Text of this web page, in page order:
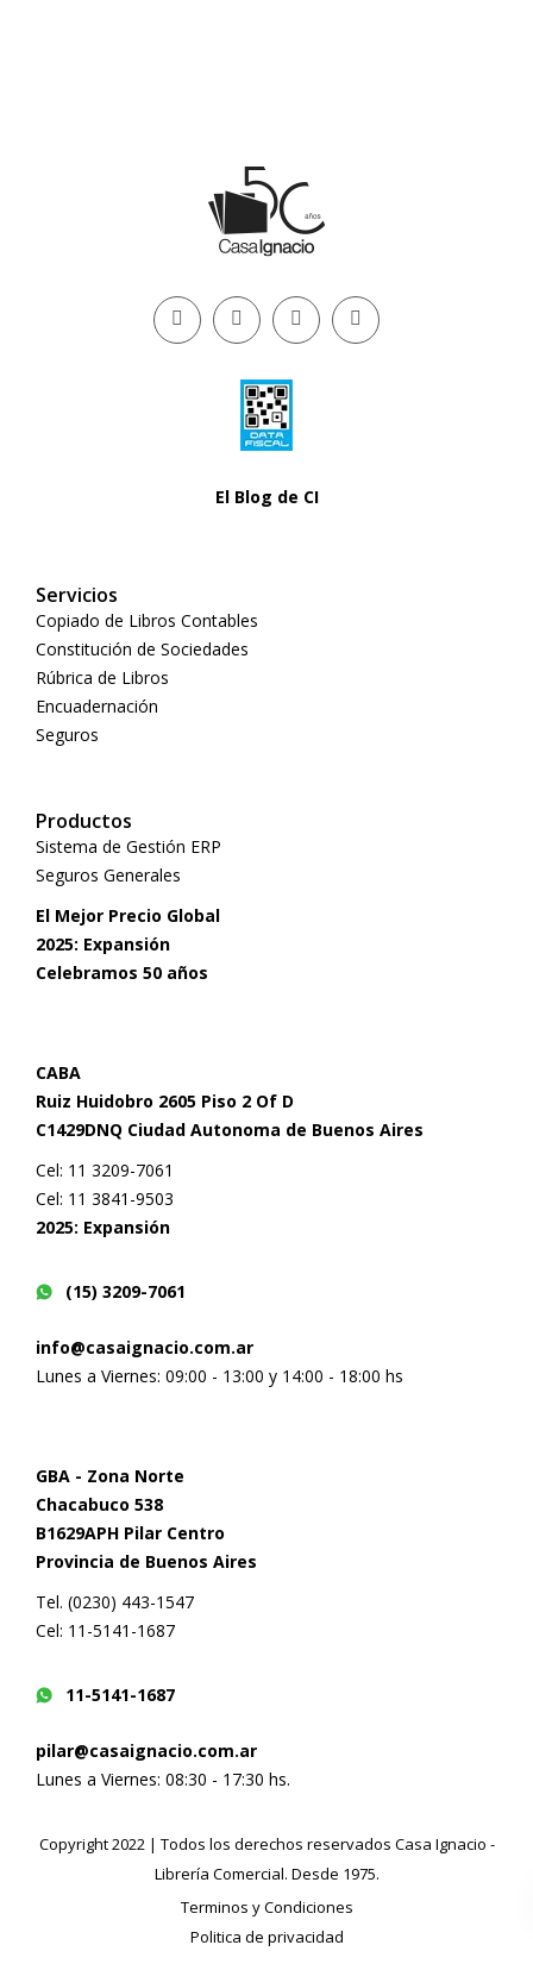
El Blog de CI
Servicios
Copiado de Libros Contables
Constitución de Sociedades
Rúbrica de Libros
Encuadernación
Seguros
Productos
Sistema de Gestión ERP
Seguros Generales
El Mejor Precio Global
2025: Expansión
Celebramos 50 años
CABA
Ruiz Huidobro 2605 Piso 2 Of D
C1429DNQ Ciudad Autonoma de Buenos Aires
Cel: 11 3209-7061
Cel: 11 3841-9503
2025: Expansión
(15) 3209-7061
info@casaignacio.com.ar
Lunes a Viernes: 09:00 - 13:00 y 14:00 - 18:00 hs
GBA - Zona Norte
Chacabuco 538
B1629APH Pilar Centro
Provincia de Buenos Aires
Tel. (0230) 443-1547
Cel: 11-5141-1687
11-5141-1687
pilar@casaignacio.com.ar
Lunes a Viernes: 08:30 - 17:30 hs.
Copyright 2022 | Todos los derechos reservados Casa Ignacio -
Librería Comercial. Desde 1975.
Terminos y Condiciones
Politica de privacidad